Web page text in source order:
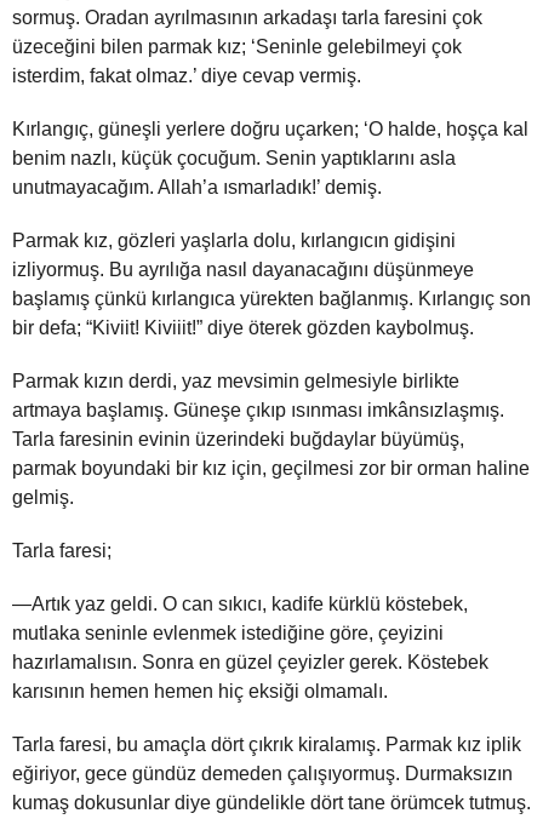
sormuş. Oradan ayrılmasının arkadaşı tarla faresini çok
üzeceğini bilen parmak kız; ‘Seninle gelebilmeyi çok
isterdim, fakat olmaz.’ diye cevap vermiş.
Kırlangıç, güneşli yerlere doğru uçarken; ‘O halde, hoşça kal
benim nazlı, küçük çocuğum. Senin yaptıklarını asla
unutmayacağım. Allah’a ısmarladık!’ demiş.
Parmak kız, gözleri yaşlarla dolu, kırlangıcın gidişini
izliyormuş. Bu ayrılığa nasıl dayanacağını düşünmeye
başlamış çünkü kırlangıca yürekten bağlanmış. Kırlangıç son
bir defa; “Kiviit! Kiviiit!” diye öterek gözden kaybolmuş.
Parmak kızın derdi, yaz mevsimin gelmesiyle birlikte
artmaya başlamış. Güneşe çıkıp ısınması imkânsızlaşmış.
Tarla faresinin evinin üzerindeki buğdaylar büyümüş,
parmak boyundaki bir kız için, geçilmesi zor bir orman haline
gelmiş.
Tarla faresi;
—Artık yaz geldi. O can sıkıcı, kadife kürklü köstebek,
mutlaka seninle evlenmek istediğine göre, çeyizini
hazırlamalısın. Sonra en güzel çeyizler gerek. Köstebek
karısının hemen hemen hiç eksiği olmamalı.
Tarla faresi, bu amaçla dört çıkrık kiralamış. Parmak kız iplik
eğiriyor, gece gündüz demeden çalışıyormuş. Durmaksızın
kumaş dokusunlar diye gündelikle dört tane örümcek tutmuş.